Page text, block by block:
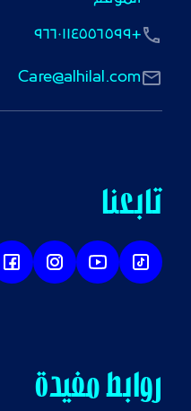
Care@alhilal.com
+٩٦٦٠١١٤٥٥٦٥٩٩
روابط مفيدة
تابعنا